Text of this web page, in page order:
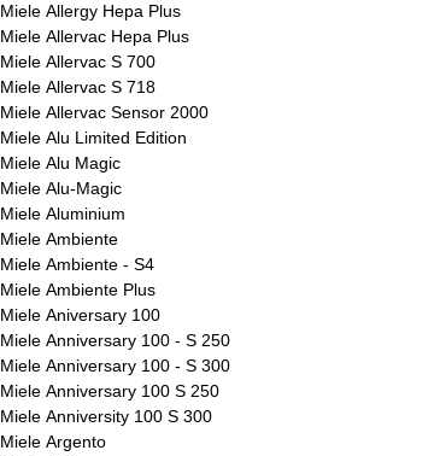
Miele Allergy Hepa Plus
Miele Allervac Hepa Plus
Miele Allervac S 700
Miele Allervac S 718
Miele Allervac Sensor 2000
Miele Alu Limited Edition
Miele Alu Magic
Miele Alu-Magic
Miele Aluminium
Miele Ambiente
Miele Ambiente - S4
Miele Ambiente Plus
Miele Aniversary 100
Miele Anniversary 100 - S 250
Miele Anniversary 100 - S 300
Miele Anniversary 100 S 250
Miele Anniversity 100 S 300
Miele Argento